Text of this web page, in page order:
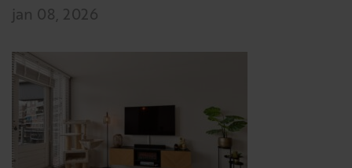
jan 08, 2026